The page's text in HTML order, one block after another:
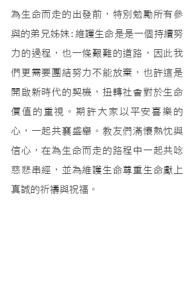
為生命而走的出發前，特別勉勵所有參
與的弟兄姊妹:維護生命是是一個持續努
力的過程，也一條艱難的道路，因此我
們更需要團結努力不能放棄，也許這是
開啟新時代的契機，扭轉社會對於生命
價值的重視。期許大家以平安喜樂的
心，一起共襄盛舉。教友們滿懷熱忱與
信心，在為生命而走的路程中一起共唸
慈悲串經，並為維護生命尊重生命獻上
真誠的祈禱與祝福。